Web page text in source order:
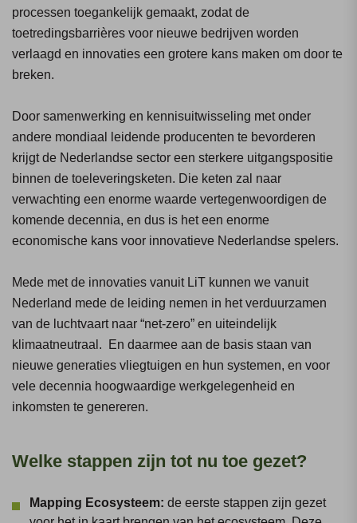
processen toegankelijk gemaakt, zodat de
toetredingsbarrières voor nieuwe bedrijven worden
verlaagd en innovaties een grotere kans maken om door te
breken.
Door samenwerking en kennisuitwisseling met onder
andere mondiaal leidende producenten te bevorderen
krijgt de Nederlandse sector een sterkere uitgangspositie
binnen de toeleveringsketen. Die keten zal naar
verwachting een enorme waarde vertegenwoordigen de
komende decennia, en dus is het een enorme
economische kans voor innovatieve Nederlandse spelers.
Mede met de innovaties vanuit LiT kunnen we vanuit
Nederland mede de leiding nemen in het verduurzamen
van de luchtvaart naar “net-zero” en uiteindelijk
klimaatneutraal. En daarmee aan de basis staan van
nieuwe generaties vliegtuigen en hun systemen, en voor
vele decennia hoogwaardige werkgelegenheid en
inkomsten te genereren.
Welke stappen zijn tot nu toe gezet?
Mapping Ecosysteem: de eerste stappen zijn gezet